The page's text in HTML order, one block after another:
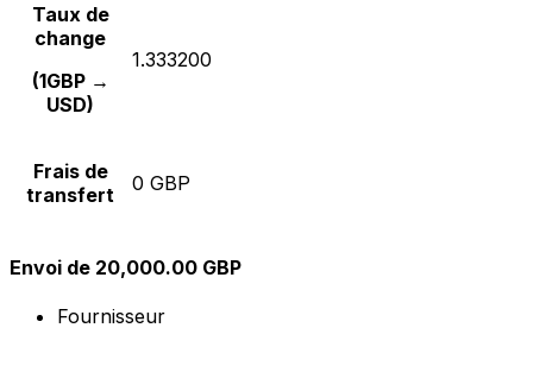
Taux de
change
(1GBP →
USD)
1.333200
Frais de
transfert
0 GBP
Envoi de 20,000.00 GBP
Fournisseur